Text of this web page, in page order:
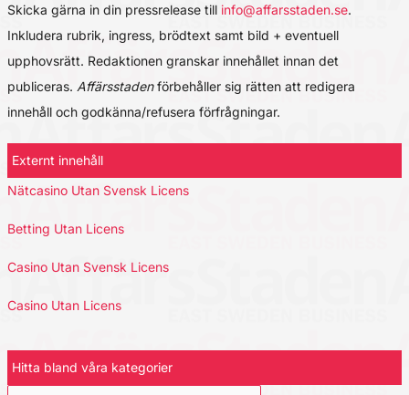
Skicka gärna in din pressrelease till info@affarsstaden.se.
Inkludera rubrik, ingress, brödtext samt bild + eventuell
upphovsrätt. Redaktionen granskar innehållet innan det
publiceras. Affärsstadenförbehåller sig rätten att redigera
innehåll och godkänna/refusera förfrågningar.
Externt innehåll
Nätcasino Utan Svensk Licens
Betting Utan Licens
Casino Utan Svensk Licens
Casino Utan Licens
Hitta bland våra kategorier